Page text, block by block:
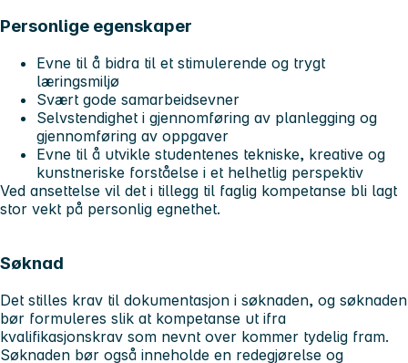
Personlige egenskaper
Evne til å bidra til et stimulerende og trygt
læringsmiljø
Svært gode samarbeidsevner
Selvstendighet i gjennomføring av planlegging og
gjennomføring av oppgaver
Evne til å utvikle studentenes tekniske, kreative og
kunstneriske forståelse i et helhetlig perspektiv
Ved ansettelse vil det i tillegg til faglig kompetanse bli lagt
stor vekt på personlig egnethet.
Søknad
Det stilles krav til dokumentasjon i søknaden, og søknaden
bør formuleres slik at kompetanse ut ifra
kvalifikasjonskrav som nevnt over kommer tydelig fram.
Søknaden bør også inneholde en redegjørelse og